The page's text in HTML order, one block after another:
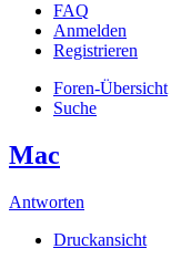
FAQ
Anmelden
Registrieren
Foren-Übersicht
Suche
Mac
Antworten
Druckansicht